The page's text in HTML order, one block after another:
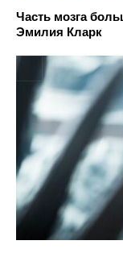
Часть мозга
Эмилия Кларк